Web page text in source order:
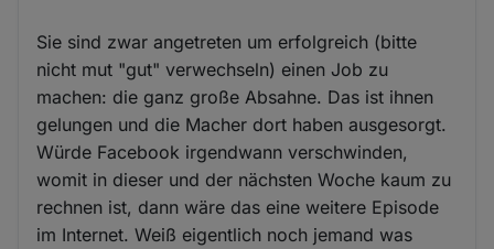
Sie sind zwar angetreten um erfolgreich (bitte
nicht mut "gut" verwechseln) einen Job zu
machen: die ganz große Absahne. Das ist ihnen
gelungen und die Macher dort haben ausgesorgt.
Würde Facebook irgendwann verschwinden,
womit in dieser und der nächsten Woche kaum zu
rechnen ist, dann wäre das eine weitere Episode
im Internet. Weiß eigentlich noch jemand was